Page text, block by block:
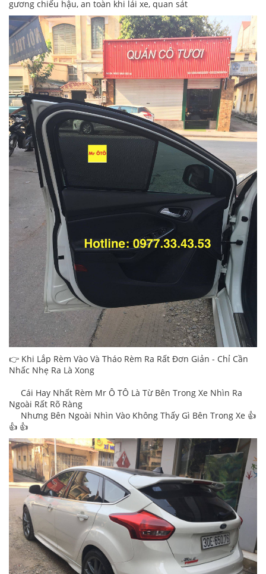
gương chiếu hậu, an toàn khi lái xe, quan sát
👉 Khi Lắp Rèm Vào Và Tháo Rèm Ra Rất Đơn Giản - Chỉ Cần
Nhấc Nhẹ Ra Là Xong
Cái Hay Nhất Rèm Mr Ô TÔ Là Từ Bên Trong Xe Nhìn Ra
Ngoài Rất Rõ Ràng
Nhưng Bên Ngoài Nhìn Vào Không Thấy Gì Bên Trong Xe 👍
👍 👍